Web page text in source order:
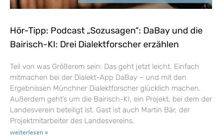
Hör-Tipp: Podcast „Sozusagen“: DaBay und die
Bairisch-KI: Drei Dialektforscher erzählen
Teil von was Größerem sein: Das geht jetzt leicht. Einfach
mitmachen bei der Dialekt-App DaBay – und mit den
Ergebnissen Münchner Dialektforscher glücklich machen.
Außerdem geht’s um die Bairisch-KI, ein Projekt, bei dem der
Landesverein beteiligt ist. Gast ist auch Martin Bär, der
Projektmitarbeiter des Landesvereins.
weiterlesen »